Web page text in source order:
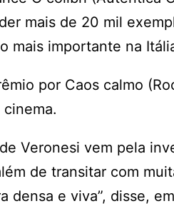
mais de 20 mil
mais importante na
por Caos calmo
Veronesi vem pela
de transitar com
densa e viva”, disse,